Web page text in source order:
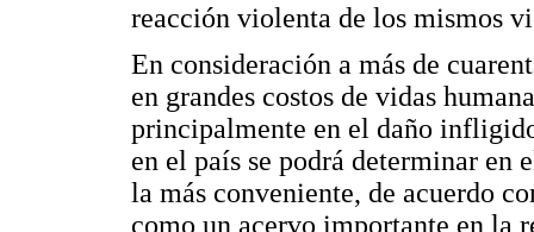
reacción violenta de los mismos
En consideración a más de
en grandes costos de vidas
principalmente en el daño
en el país se podrá determinar
la más conveniente, de acuerdo
como un acervo importante en la